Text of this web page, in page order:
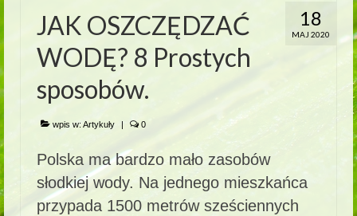
18
MAJ 2020
JAK OSZCZĘDZAĆ
WODĘ? 8 Prostych
sposobów.
wpis w: Artykuły | 0
Polska ma bardzo mało zasobów
słodkiej wody. Na jednego mieszkańca
przypada 1500 metrów sześciennych